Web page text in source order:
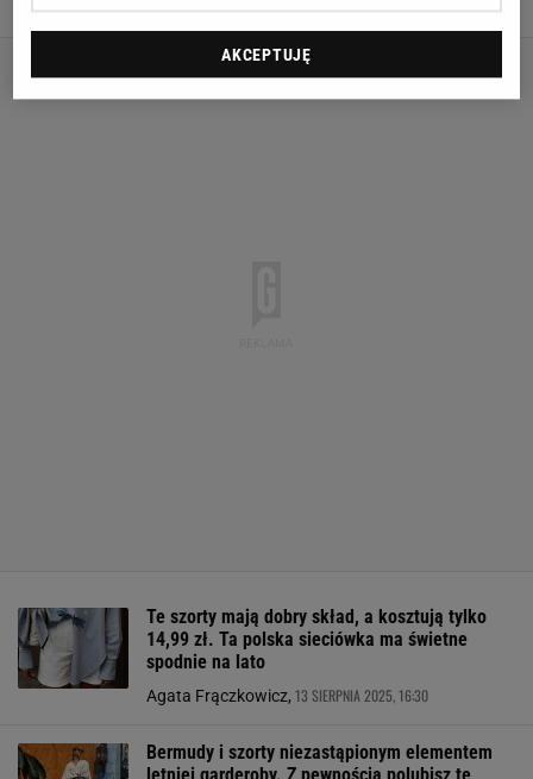
Te szorty mają dobry skład, a kosztują tylko
14,99 zł. Ta polska sieciówka ma świetne
spodnie na lato
Agata Frączkowicz, 13 SIERPNIA 2025, 16:30
Bermudy i szorty niezastąpionym elementem
AKCEPTUJĘ